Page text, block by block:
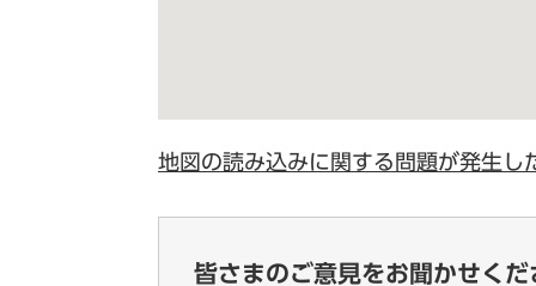
地図の読み込みに関する問題が発生し
皆さまのご意見をお聞かせくだ